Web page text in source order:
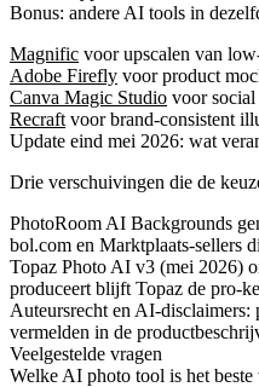
Bonus: andere AI tools in
Magnific voor upscalen van
Adobe Firefly voor product
Canva Magic Studio voor social
Recraft voor brand-consistent
Update eind mei 2026: wat
Drie verschuivingen die de
PhotoRoom AI Backgrounds
bol.com en Marktplaats-sellers
Topaz Photo AI v3 (mei 2026)
produceert blijft Topaz de pro-
Auteursrecht en AI-disclaimers:
vermelden in de
Veelgestelde vragen
Welke AI photo tool is het beste